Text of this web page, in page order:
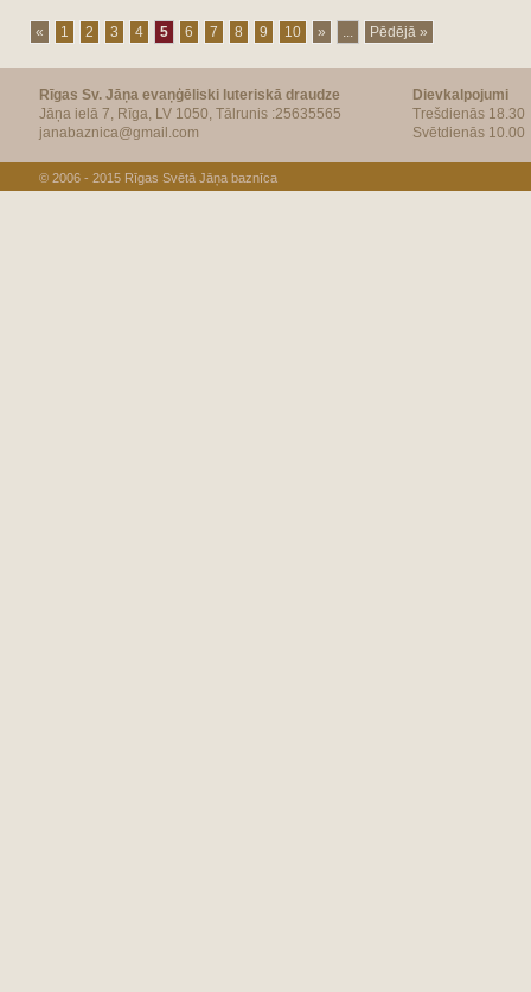
« 1 2 3 4 5 6 7 8 9 10 » ... Pēdējā »
Rīgas Sv. Jāņa evaņģēliski luteriskā draudze
Jāņa ielā 7, Rīga, LV 1050, Tālrunis :25635565
janabaznica@gmail.com
Dievkalpojumi
Trešdienās 18.30
Svētdienās 10.00
© 2006 - 2015 Rīgas Svētā Jāņa baznīca